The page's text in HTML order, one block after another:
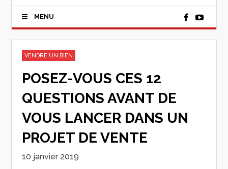
MENU
VENDRE UN BIEN
POSEZ-VOUS CES 12
QUESTIONS AVANT DE
VOUS LANCER DANS UN
PROJET DE VENTE
10 janvier 2019